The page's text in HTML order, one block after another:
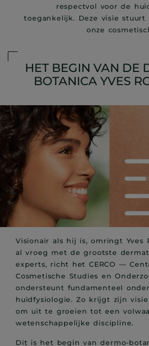
respectvol voor de
toegankelijk. Deze visie stuurt
onze
HET BEGIN VAN DE
BOTANICA YVES
Visionair als hij is, omringt Yves
al vroeg met de grootste
experts, richt het CERCO —
Cosmetische Studies en
ondersteunt fundamenteel
huidfysiologie. Zo krijgt zijn
om uit te groeien tot een
wetenschappelijke discipline.
Dit is het begin van dermo-